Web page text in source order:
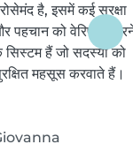
है, इसमें कई सुरक्षा
पहचान को वेरिफ़ाई
सिस्टम हैं जो सदस्यों को
महसूस करवाते हैं।